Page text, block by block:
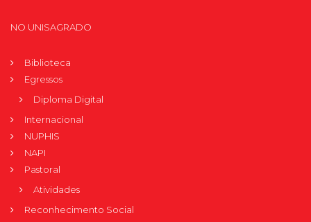
NO UNISAGRADO
Biblioteca
Egressos
Diploma Digital
Internacional
NUPHIS
NAPI
Pastoral
Atividades
Reconhecimento Social